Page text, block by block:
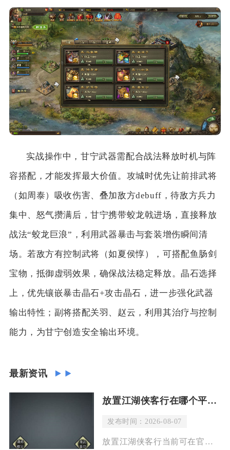
实战操作中，甘宁武器需配合战法释放时机与阵
容搭配，才能发挥最大价值。攻城时优先让前排武将
（如周泰）吸收伤害、叠加敌方debuff，待敌方兵力
集中、怒气攒满后，甘宁携带蛟龙戟进场，直接释放
战法“蛟龙巨浪”，利用武器暴击与套装增伤瞬间清
场。若敌方有控制武将（如夏侯惇），可搭配鱼肠剑
宝物，抵御虚弱效果，确保战法稳定释放。晶石选择
上，优先镶嵌暴击晶石+攻击晶石，进一步强化武器
输出特性；副将搭配关羽、赵云，利用其治疗与控制
能力，为甘宁创造安全输出环境。
最新资讯
放置江湖侠客行在哪个平台上
发布时间：2026-08-07
放置江湖侠客行当前可在官方网站及九游、TapTap、好游快爆等正规安卓平台下载体